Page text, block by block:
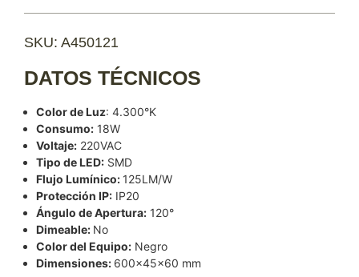
SKU: A450121
DATOS TÉCNICOS
Color de Luz: 4.300°K
Consumo: 18W
Voltaje: 220VAC
Tipo de LED: SMD
Flujo Lumínico: 125LM/W
Protección IP: IP20
Ángulo de Apertura: 120°
Dimeable: No
Color del Equipo: Negro
Dimensiones: 600x45x60 mm